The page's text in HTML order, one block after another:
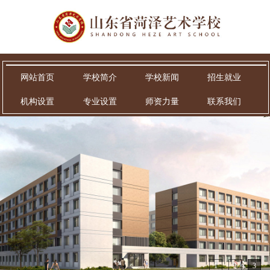
网站首页 学校简介 学校新闻 招生就业
机构设置 专业设置 师资力量 联系我们
1 2 3